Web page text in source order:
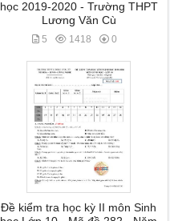
học 2019-2020 - Trường THPT
Lương Văn Cù
5 1418 0
Đề kiểm tra học kỳ II môn Sinh